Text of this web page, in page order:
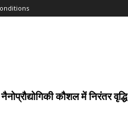
कौशल में निरंतर वृद्धि